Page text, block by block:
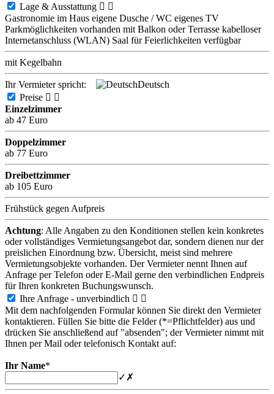
Lage & Ausstattung  
Gastronomie im Haus eigene Dusche / WC eigenes TV
Parkmöglichkeiten vorhanden mit Balkon oder Terrasse kabelloser
Internetanschluss (WLAN) Saal für Feierlichkeiten verfügbar
mit Kegelbahn
Ihr Vermieter spricht:
Deutsch
Preise  
Einzelzimmer
ab 47 Euro
Doppelzimmer
ab 77 Euro
Dreibettzimmer
ab 105 Euro
Frühstück gegen Aufpreis
Achtung: Alle Angaben zu den Konditionen stellen kein konkretes
oder vollständiges Vermietungsangebot dar, sondern dienen nur der
preislichen Einordnung bzw. Übersicht, meist sind mehrere
Vermietungsobjekte vorhanden. Der Vermieter nennt Ihnen auf
Anfrage per Telefon oder E-Mail gerne den verbindlichen Endpreis
für Ihren konkreten Buchungswunsch.
Ihre Anfrage - unverbindlich  
Mit dem nachfolgenden Formular können Sie direkt den Vermieter
kontaktieren. Füllen Sie bitte die Felder (*=Pflichtfelder) aus und
drücken Sie anschließend auf "absenden"; der Vermieter nimmt mit
Ihnen per Mail oder telefonisch Kontakt auf:
Ihr Name*
✓ ✗